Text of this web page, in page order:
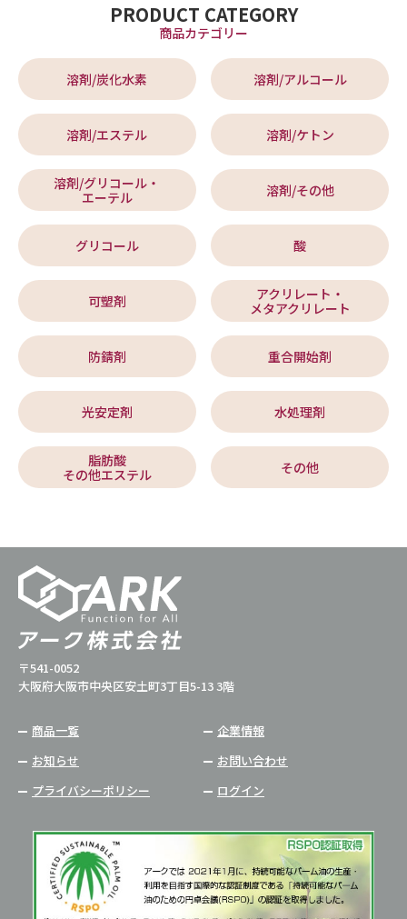
PRODUCT CATEGORY
商品カテゴリー
溶剤/炭化水素 溶剤/アルコール
溶剤/エステル 溶剤/ケトン
溶剤/グリコール・
エーテル
溶剤/その他
グリコール 酸
可塑剤
アクリレート・
メタアクリレート
防錆剤 重合開始剤
光安定剤 水処理剤
脂肪酸
その他エステル
その他
〒541-0052
大阪府大阪市中央区安土町3丁目5-13 3階
商品一覧
企業情報
お知らせ
お問い合わせ
プライバシーポリシー
ログイン